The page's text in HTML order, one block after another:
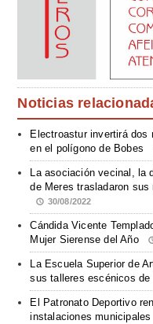
Noticias
Electroastur invertirá dos
en el polígono de Bobes
La asociación vecinal, la
de Meres trasladaron
30/08/2022
Cándida Vicente
Mujer Sierense del Año
La Escuela Superior de
sus talleres escénicos
El Patronato Deportivo
instalaciones municipales